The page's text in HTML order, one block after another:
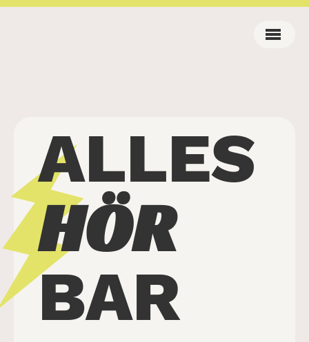
ALLES
HÖR
BAR